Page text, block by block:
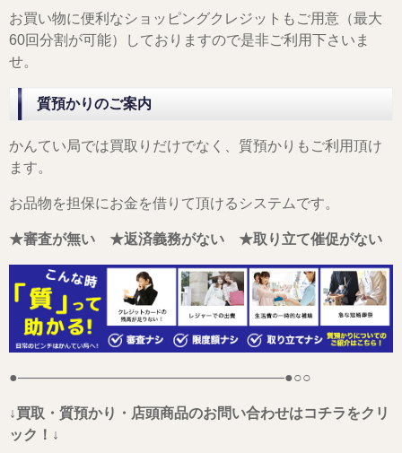
お買い物に便利なショッピングクレジットもご用意（最大
60回分割が可能）しておりますので是非ご利用下さいま
せ。
質預かりのご案内
かんてい局では買取りだけでなく、質預かりもご利用頂け
ます。
お品物を担保にお金を借りて頂けるシステムです。
★審査が無い ★返済義務がない ★取り立て催促がない
●——————————————————–●○○
↓買取・質預かり・店頭商品のお問い合わせはコチラをクリ
ック！↓